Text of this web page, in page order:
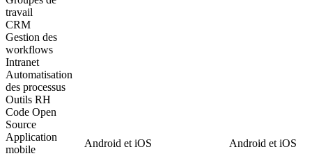
travail
CRM
Gestion des
workflows
Intranet
Automatisation
des processus
Outils RH
Code Open
Source
Application
mobile
Android et iOS Android et iOS